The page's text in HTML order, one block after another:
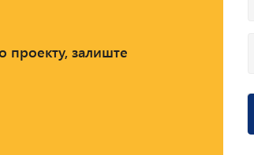
проекту, залиште